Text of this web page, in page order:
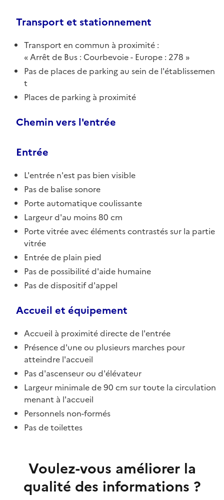
Transport et stationnement
Transport en commun à proximité :
Arrêt de Bus : Courbevoie - Europe : 278
Pas de places de parking au sein de l'établissemen
t
Places de parking à proximité
Chemin vers l'entrée
Entrée
L'entrée n'est pas bien visible
Pas de balise sonore
Porte automatique coulissante
Largeur d'au moins 80 cm
Porte vitrée avec éléments contrastés sur la partie
vitrée
Entrée de plain pied
Pas de possibilité d'aide humaine
Pas de dispositif d'appel
Accueil et équipement
Accueil à proximité directe de l'entrée
Présence d'une ou plusieurs marches pour
atteindre l'accueil
Pas d'ascenseur ou d'élévateur
Largeur minimale de 90 cm sur toute la circulation
menant à l'accueil
Personnels non-formés
Pas de toilettes
Voulez-vous améliorer la
qualité des informations ?